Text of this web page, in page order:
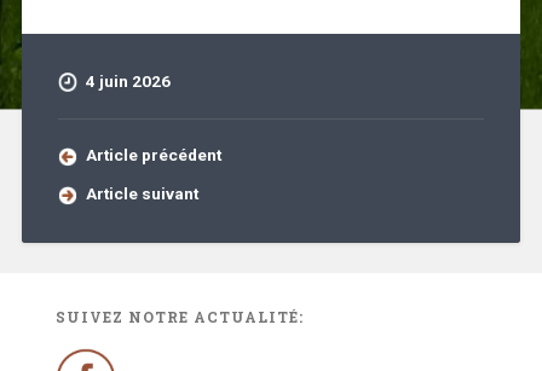
4 juin 2026
Article précédent
Article suivant
SUIVEZ NOTRE ACTUALITÉ: